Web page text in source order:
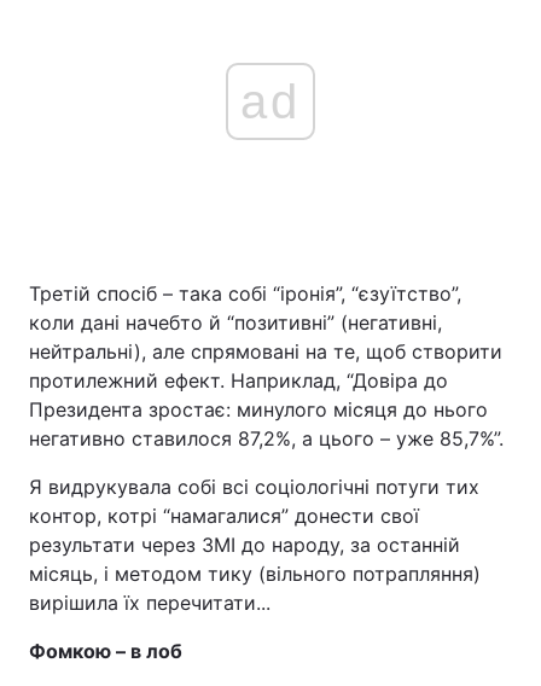
ad
Третій спосіб – така собі “іронія”, “єзуїтство”,
коли дані начебто й “позитивні” (негативні,
нейтральні), але спрямовані на те, щоб створити
протилежний ефект. Наприклад, “Довіра до
Президента зростає: минулого місяця до нього
негативно ставилося 87,2%, а цього – уже 85,7%”.
Я видрукувала собі всі соціологічні потуги тих
контор, котрі “намагалися” донести свої
результати через ЗМІ до народу, за останній
місяць, і методом тику (вільного потрапляння)
вирішила їх перечитати...
Фомкою – в лоб